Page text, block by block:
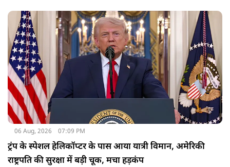
06 Aug, 2026 07:09 PM
ट्रंप के स्पेशल हेलिकॉप्टर के पास आया यात्री विमान, अमेरिकी
राष्ट्रपति की सुरक्षा में बड़ी चूक, मचा हड़कंप